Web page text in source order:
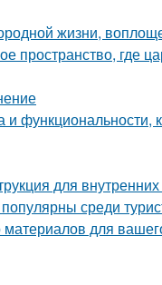
жизни,
пространство, где
функциональности,
для
среди
для